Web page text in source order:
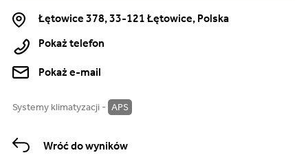
Łętowice 378, 33-121 Łętowice, Polska
Pokaż telefon
Pokaż e-mail
Systemy klimatyzacji - APS
Wróć do wyników